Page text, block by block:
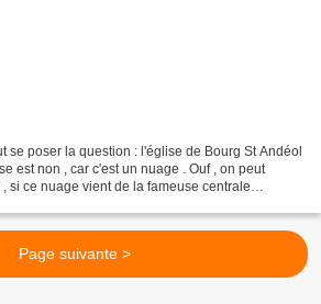
se poser la question : l'église de Bourg St Andéol
est non , car c'est un nuage . Ouf , on peut
si ce nuage vient de la fameuse centrale
Page suivante >